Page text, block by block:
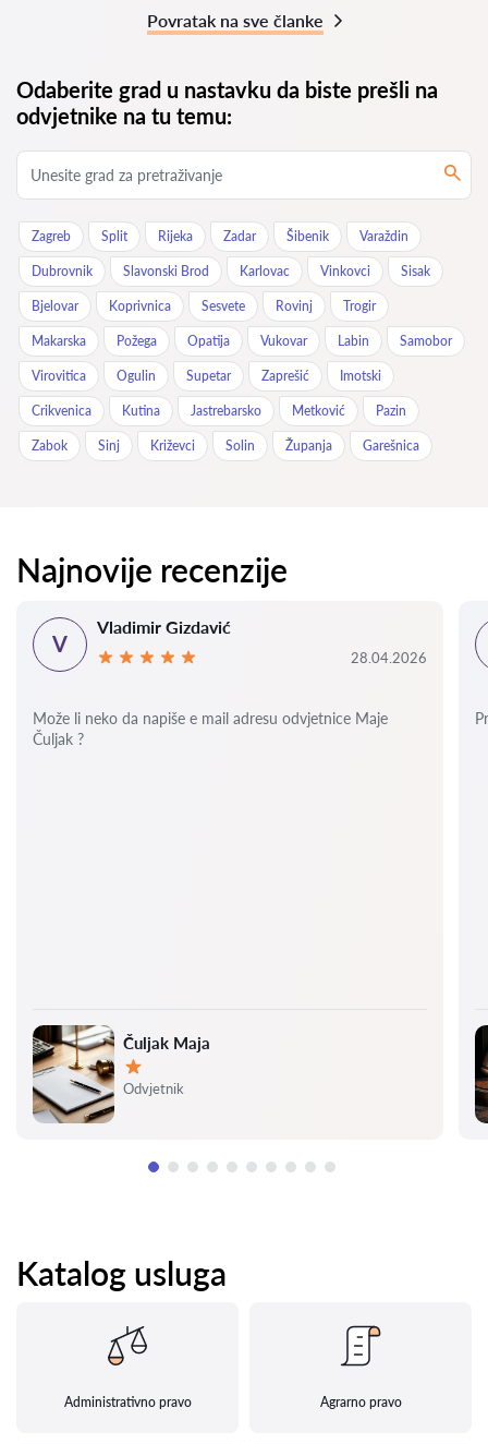
Povratak na sve članke
Odaberite grad u nastavku da biste prešli na
odvjetnike na tu temu:
Zagreb Split Rijeka Zadar Šibenik Varaždin
Dubrovnik Slavonski Brod Karlovac Vinkovci Sisak
Bjelovar Koprivnica Sesvete Rovinj Trogir
Makarska Požega Opatija Vukovar Labin Samobor
Virovitica Ogulin Supetar Zaprešić Imotski
Crikvenica Kutina Jastrebarsko Metković Pazin
Zabok Sinj Križevci Solin Županja Garešnica
Najnovije recenzije
Čuljak Maja
Ocjena:
Odvjetnik
V
Vladimir Gizdavić
28.04.2026
Može li neko da napiše e mail adresu odvjetnice Maje
Čuljak ?
Katalog usluga
Administrativno pravo Agrarno pravo